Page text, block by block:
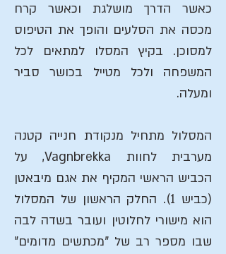
כאשר הדרך מושלגת וכאשר קרח
מכסה את הסלעים והופך את הטיפוס
למסוכן. בקיץ המסלו למתאים לכל
המשפחה ולכל מטייל בכושר סביר
ומעלה.
המסלול מתחיל מנקודת חנייה קטנה
מערבית לחוות Vagnbrekka, על
הכביש הראשי המקיף את אגם מיבאטן
(כביש 1). החלק הראשון של המסלול
הוא מישורי לחלוטין ועובר בשדה לבה
שבו מספר רב של "מכתשים מדומים"